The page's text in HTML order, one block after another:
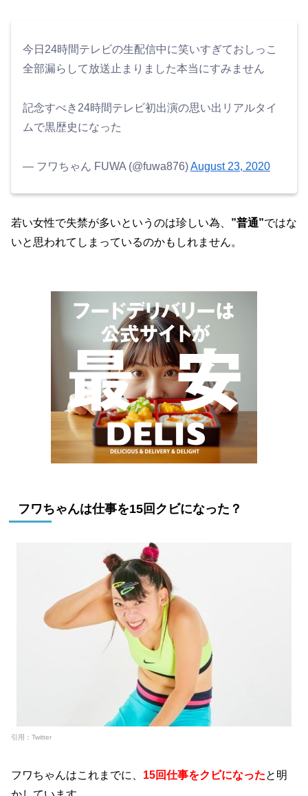
今日24時間テレビの生配信中に笑いすぎておしっこ
全部漏らして放送止まりました本当にすみません
記念すべき24時間テレビ初出演の思い出リアルタイ
ムで黒歴史になった
— フワちゃん FUWA (@fuwa876)August 23, 2020
若い女性で失禁が多いというのは珍しい為、 ”普通”ではな
いと思われてしまっているのかもしれません。
フワちゃんは仕事を15回クビになった？
引用：Twitter
フワちゃんはこれまでに、 15回仕事をクビになったと明